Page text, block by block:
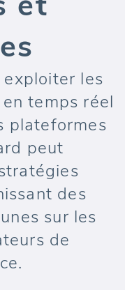
les
temps réel
plateformes
peut
des
sur les
de